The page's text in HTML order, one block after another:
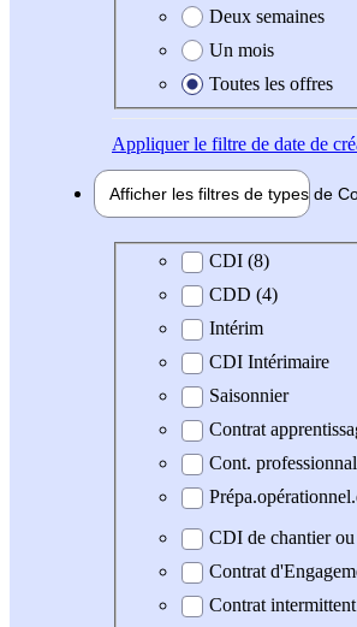
Deux semaines
Un mois
Toutes les offres
Appliquerle filtre de date de
Afficher les filtres de types de
Type de contrat
CDI (8)
CDD (4)
Intérim
CDI Intérimaire
Saisonnier
Contrat
Cont.
CDI de chantier
Contrat
Contrat intermittent